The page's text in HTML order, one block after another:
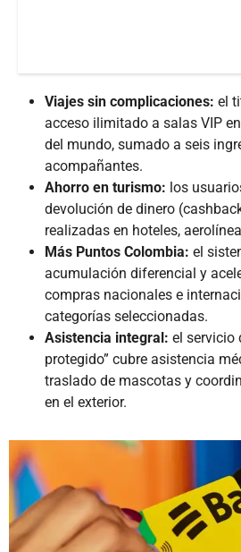
Viajes sin complicaciones: el
acceso ilimitado a salas VIP
del mundo, sumado a seis
acompañantes.
Ahorro en turismo: los
devolución de dinero
realizadas en hoteles,
Más Puntos Colombia: el
acumulación diferencial y
compras nacionales e
categorías seleccionadas.
Asistencia integral: el servicio
protegido” cubre asistencia
traslado de mascotas y
en el exterior.